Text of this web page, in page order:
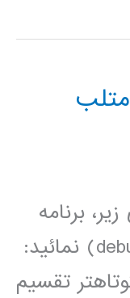
برنامه
هايتان را خطايابي (debugging) نمائيد:
تقسيم